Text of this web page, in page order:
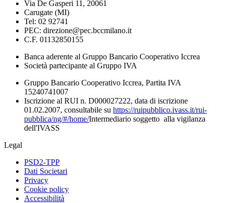
Via De Gasperi 11, 20061
Carugate (MI)
Tel: 02 92741
PEC: direzione@pec.bccmilano.it
C.F. 01132850155
Banca aderente al Gruppo Bancario Cooperativo Iccrea
Società partecipante al Gruppo IVA
Gruppo Bancario Cooperativo Iccrea, Partita IVA
15240741007
Iscrizione al RUI n. D000027222, data di iscrizione
01.02.2007, consultabile su https://ruipubblico.ivass.it/rui-
pubblica/ng/#/home/Intermediario soggetto alla vigilanza
dell'IVASS
Legal
PSD2-TPP
Dati Societari
Privacy
Cookie policy
Accessibilità